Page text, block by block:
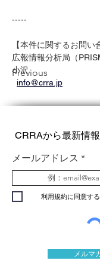
Previous
-----
【本件に関するお問い
広報情報分析局（
小沢
info@crra.jp
CRRAから最新情
メールアドレス
利用規約に同意する
メルマ